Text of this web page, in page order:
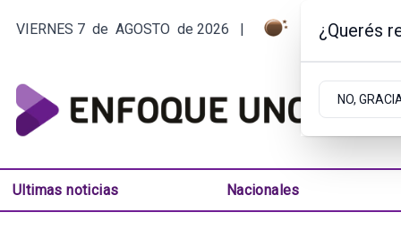
VIERNES 7 de AGOSTO de 2026 | 9.1ºC |
Ultimas noticias Nacionales
¿Querés
NO,